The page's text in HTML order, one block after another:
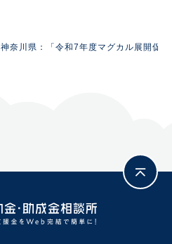
神奈川県：「令和7年度マグカル展開促